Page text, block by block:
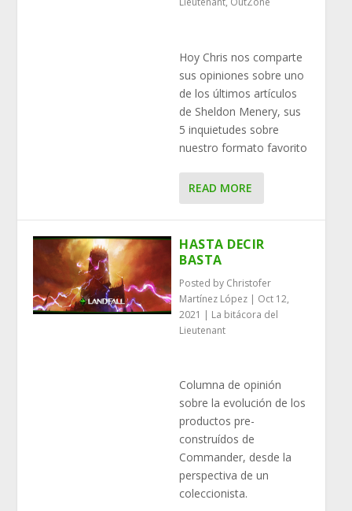
Hoy Chris nos comparte
sus opiniones sobre uno
de los últimos artículos
de Sheldon Menery, sus
5 inquietudes sobre
nuestro formato favorito
READ MORE
HASTA DECIR
BASTA
Posted by Christofer
Martínez López | Oct 12,
2021 | La bitácora del
Lieutenant
Columna de opinión
sobre la evolución de los
productos pre-
construídos de
Commander, desde la
perspectiva de un
coleccionista.